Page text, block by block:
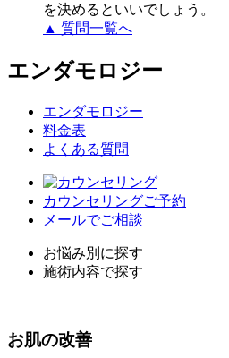
を決めるといいでしょう。
▲ 質問一覧へ
エンダモロジー
エンダモロジー
料金表
よくある質問
カウンセリングご予約
メールでご相談
お悩み別に探す
施術内容で探す
お肌の改善